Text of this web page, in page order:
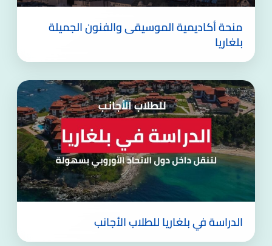
منحة أكاديمية الموسيقى والفنون الجميلة
بلغاريا
الدراسة في بلغاريا للطلاب الأجانب